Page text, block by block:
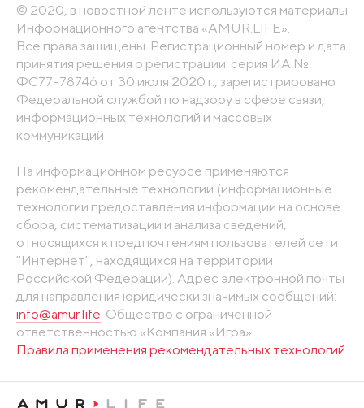
© 2020, в новостной ленте используются материалы
Информационного агентства «AMUR.LIFE».
Все права защищены. Регистрационный номер и дата
принятия решения о регистрации: серия ИА №
ФС77-78746 от 30 июля 2020 г., зарегистрировано
Федеральной службой по надзору в сфере связи,
информационных технологий и массовых
коммуникаций
На информационном ресурсе применяются
рекомендательные технологии (информационные
технологии предоставления информации на основе
сбора, систематизации и анализа сведений,
относящихся к предпочтениям пользователей сети
"Интернет", находящихся на территории
Российской Федерации). Адрес электронной почты
для направления юридически значимых сообщений:
info@amur.life . Общество с ограниченной
ответственностью «Компания «Игра».
Правила применения рекомендательных технологий